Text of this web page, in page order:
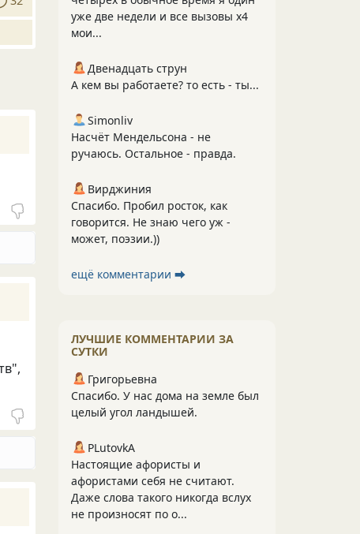
уже две недели и все вызовы х4
мои...
Двенадцать струн
А кем вы работаете? то есть - ты...
Simonliv
Насчёт Мендельсона - не
ручаюсь. Остальное - правда.
Вирджиния
Спасибо. Пробил росток, как
говорится. Не знаю чего уж -
может, поэзии.))
ещё комментарии ⮕
ЛУЧШИЕ КОММЕНТАРИИ ЗА
СУТКИ
Григорьевна
Спасибо. У нас дома на земле был
целый угол ландышей.
PLutоvkА
Настоящие афористы и
афористами себя не считают.
Даже слова такого никогда вслух
не произносят по о...